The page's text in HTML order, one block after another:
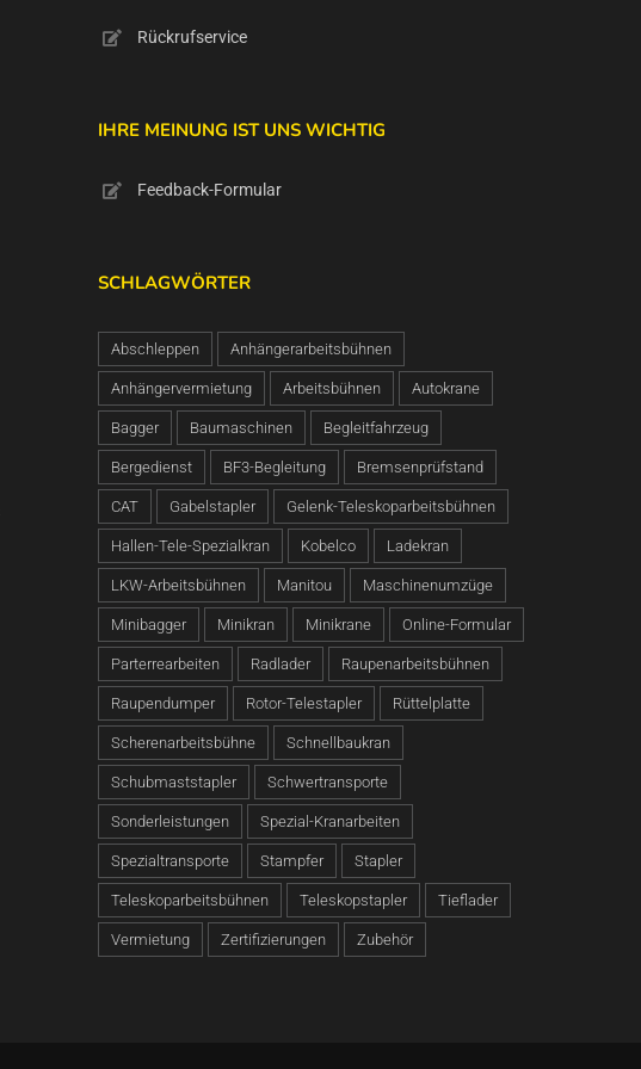
Rückrufservice
IHRE MEINUNG IST UNS WICHTIG
Feedback-Formular
SCHLAGWÖRTER
Abschleppen Anhängerarbeitsbühnen
Anhängervermietung Arbeitsbühnen Autokrane
Bagger Baumaschinen Begleitfahrzeug
Bergedienst BF3-Begleitung Bremsenprüfstand
CAT Gabelstapler Gelenk-Teleskoparbeitsbühnen
Hallen-Tele-Spezialkran Kobelco Ladekran
LKW-Arbeitsbühnen Manitou Maschinenumzüge
Minibagger Minikran Minikrane Online-Formular
Parterrearbeiten Radlader Raupenarbeitsbühnen
Raupendumper Rotor-Telestapler Rüttelplatte
Scherenarbeitsbühne Schnellbaukran
Schubmaststapler Schwertransporte
Sonderleistungen Spezial-Kranarbeiten
Spezialtransporte Stampfer Stapler
Teleskoparbeitsbühnen Teleskopstapler Tieflader
Vermietung Zertifizierungen Zubehör